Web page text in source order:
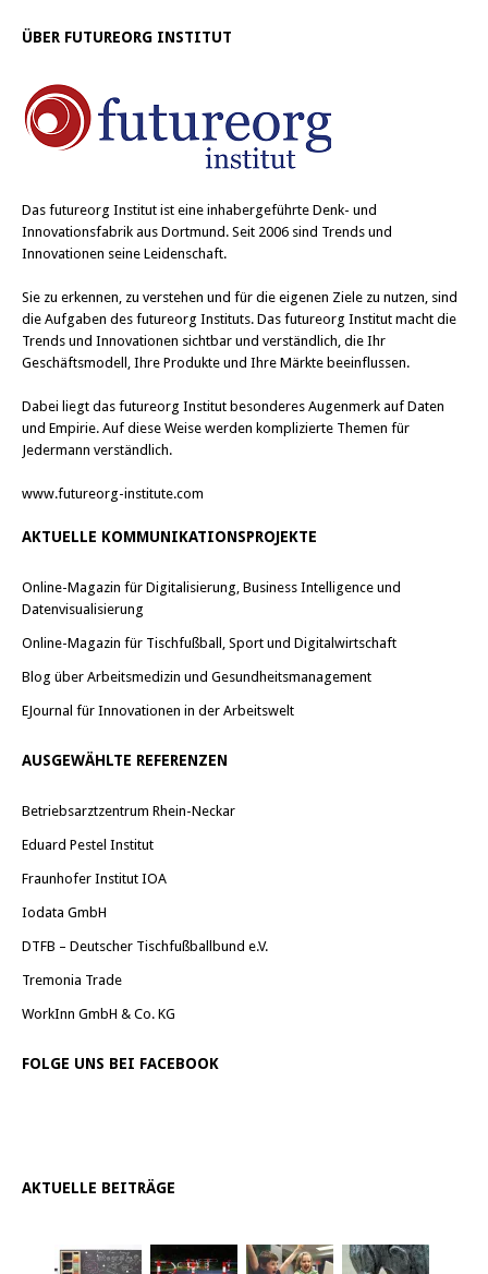
ÜBER FUTUREORG INSTITUT
Das futureorg Institut ist eine inhabergeführte Denk- und
Innovationsfabrik aus Dortmund. Seit 2006 sind Trends und
Innovationen seine Leidenschaft.
Sie zu erkennen, zu verstehen und für die eigenen Ziele zu nutzen, sind
die Aufgaben des futureorg Instituts. Das futureorg Institut macht die
Trends und Innovationen sichtbar und verständlich, die Ihr
Geschäftsmodell, Ihre Produkte und Ihre Märkte beeinflussen.
Dabei liegt das futureorg Institut besonderes Augenmerk auf Daten
und Empirie. Auf diese Weise werden komplizierte Themen für
Jedermann verständlich.
www.futureorg-institute.com
AKTUELLE KOMMUNIKATIONSPROJEKTE
Online-Magazin für Digitalisierung, Business Intelligence und
Datenvisualisierung
Online-Magazin für Tischfußball, Sport und Digitalwirtschaft
Blog über Arbeitsmedizin und Gesundheitsmanagement
EJournal für Innovationen in der Arbeitswelt
AUSGEWÄHLTE REFERENZEN
Betriebsarztzentrum Rhein-Neckar
Eduard Pestel Institut
Fraunhofer Institut IOA
Iodata GmbH
DTFB – Deutscher Tischfußballbund e.V.
Tremonia Trade
WorkInn GmbH & Co. KG
FOLGE UNS BEI FACEBOOK
AKTUELLE BEITRÄGE